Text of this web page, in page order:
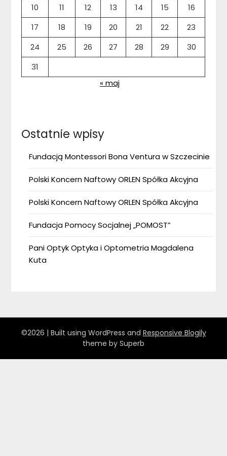
10
11 12 13 14 15
16
17
18 19 20 21 22
23
24
25 26 27 28 29
30
31
« maj
Ostatnie wpisy
Fundacją Montessori Bona Ventura w Szczecinie
Polski Koncern Naftowy ORLEN Spółka Akcyjna
Polski Koncern Naftowy ORLEN Spółka Akcyjna
Fundacja Pomocy Socjalnej „POMOST”
Pani Optyk Optyka i Optometria Magdalena
Kuta
©2026 | Built using WordPress and Responsive Blogily
theme by Superb